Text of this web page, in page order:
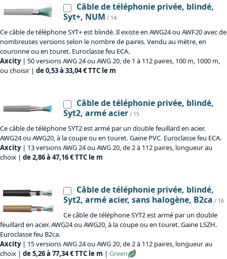
Câble de téléphonie privée, blindé,
Syt+, NUM / 14
Ce câble de téléphone SYT+ est blindé. Il existe en AWG24 ou AWF20 avec de
nombreuses versions selon le nombre de paires. Vendu au mètre, en
couronne ou en touret. Euroclasse feu ECA.
Axcity| 50 versions AWG 24 ou AWG 20, de 1 à 112 paires, 100 m, 1000 m,
ou choisir | de 0,53 à 33,04 € TTC le m
Câble de téléphonie privée, blindé,
Syt2, armé acier / 15
Ce câble de téléphone SYT2 est armé par un double feuillard en acier.
AWG24 ou AWG20, à la coupe ou en touret. Gaine PVC. Euroclasse feu ECA.
Axcity| 13 versions AWG 24 ou AWG 20, de 2 à 112 paires, longueur au
choix | de 2,86 à 47,16 € TTC le m
Câble de téléphonie privée, blindé,
Syt2, armé acier, sans halogène, B2ca / 16
Ce câble de téléphone SYT2 est armé par un double
feuillard en acier. AWG24 ou AWG20, à la coupe ou en touret. Gaine LSZH.
Euroclasse feu B2ca.
Axcity| 15 versions AWG 24 ou AWG 20, de 2 à 112 paires, longueur au
choix | de 5,26 à 77,34 € TTC le m | Green